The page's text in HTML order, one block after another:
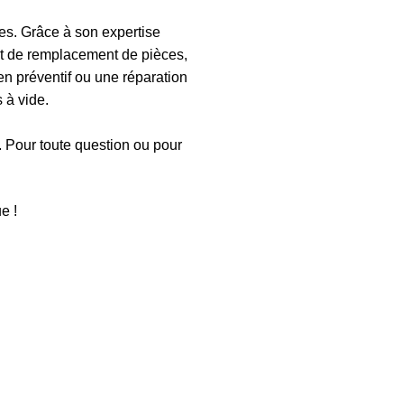
Grâce à son expertise
de remplacement de pièces,
préventif ou une réparation
à vide.
toute question ou pour
!